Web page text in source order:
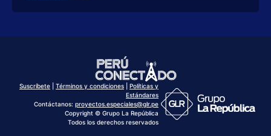
Suscríbete Términos y condiciones
Políticas y
Estándares
Contáctanos: proyectos.especiales@glr.pe
Copyright © Grupo La República
Todos los derechos reservados